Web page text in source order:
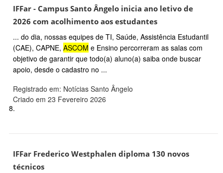
IFFar - Campus Santo Ângelo inicia ano letivo de
2026 com acolhimento aos estudantes
... do dia, nossas equipes de TI, Saúde, Assistência Estudantil
(CAE), CAPNE, ASCOM e Ensino percorreram as salas com
objetivo de garantir que todo(a) aluno(a) saiba onde buscar
apoio, desde o cadastro no ...
Registrado em: Notícias Santo Ângelo
Criado em 23 Fevereiro 2026
8.
IFFar Frederico Westphalen diploma 130 novos
técnicos